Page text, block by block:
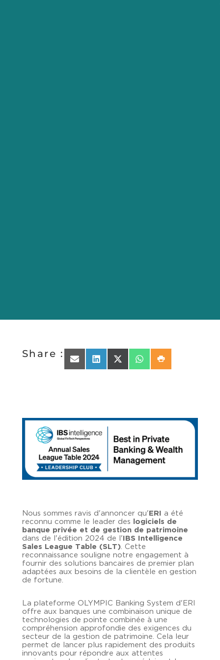
Share :
Share on Email
Share on LinkedIn
Share on X (Twitter)
Share on WhatsApp
Share on Print
Nous sommes ravis d'annoncer qu' ERI
a été
reconnu comme le leader des
logiciels de
banque privée et de gestion de patrimoine
dans de l'édition 2024 de l'
IBS Intelligence
Sales League Table (SLT). Cette
reconnaissance souligne notre engagement à
fournir des solutions bancaires de premier plan
adaptées aux besoins de la clientèle en gestion
de fortune.
La plateforme OLYMPIC Banking System d'ERI
offre aux banques une combinaison unique de
technologies de pointe combinée à une
compréhension approfondie des exigences du
secteur de la gestion de patrimoine. Cela leur
permet de lancer plus rapidement des produits
innovants pour répondre aux attentes